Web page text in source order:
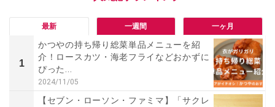
最新 一週間 一ヶ月
1
かつやの持ち帰り総菜単品メニューを紹
介！ロースカツ・海老フライなどおかずに
ぴった...
2024/11/05
【セブン・ローソン・ファミマ】「サクレ